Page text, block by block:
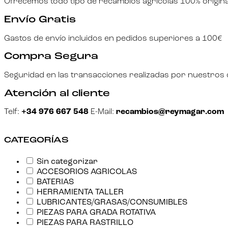
Envío Gratis
Gastos de envío incluidos en pedidos superiores a 100€
Compra Segura
Seguridad en las transacciones realizadas por nuestros
Atención al cliente
Telf: +34 976 667 548 E-Mail: recambios@reymagar.com
CATEGORÍAS
Sin categorizar
ACCESORIOS AGRICOLAS
BATERIAS
HERRAMIENTA TALLER
LUBRICANTES/GRASAS/CONSUMIBLES
PIEZAS PARA GRADA ROTATIVA
PIEZAS PARA RASTRILLO